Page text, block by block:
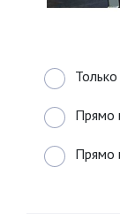
Прямо
Прямо